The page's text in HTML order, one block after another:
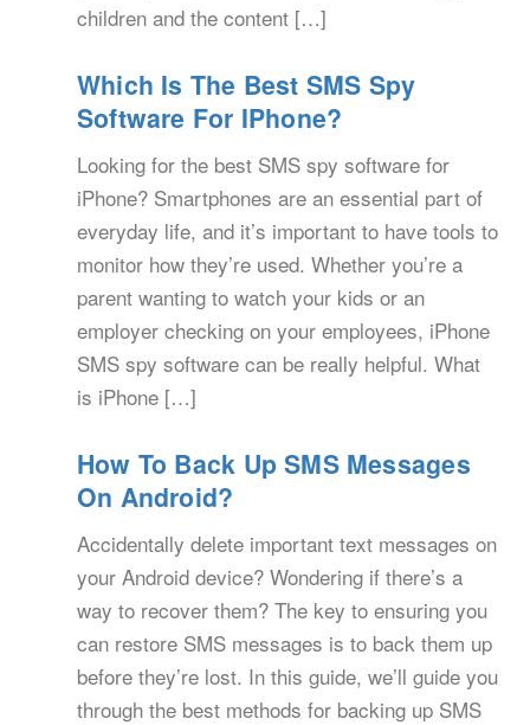
children and the content […]
Which Is The Best SMS Spy
Software For IPhone?
Looking for the best SMS spy software for
iPhone? Smartphones are an essential part of
everyday life, and it’s important to have tools to
monitor how they’re used. Whether you’re a
parent wanting to watch your kids or an
employer checking on your employees, iPhone
SMS spy software can be really helpful. What
is iPhone […]
How To Back Up SMS Messages
On Android?
Accidentally delete important text messages on
your Android device? Wondering if there’s a
way to recover them? The key to ensuring you
can restore SMS messages is to back them up
before they’re lost. In this guide, we’ll guide you
through the best methods for backing up SMS